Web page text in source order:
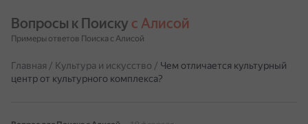
Вопросы к Поиску с Алисой
Примеры ответов Поиска с Алисой
Главная / Культура и искусство / Чем отличается культурный
центр от культурного комплекса?